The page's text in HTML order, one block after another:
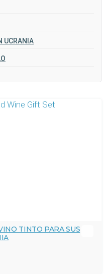
UCRANIA
TINTO PARA SUS